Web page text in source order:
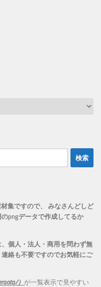
集ですので、 みなさんどしど
pngデータで作成してるか
個人・法人・商用を問わず無
絡も不要ですのでお気軽にご
） が一覧表示で見やすい